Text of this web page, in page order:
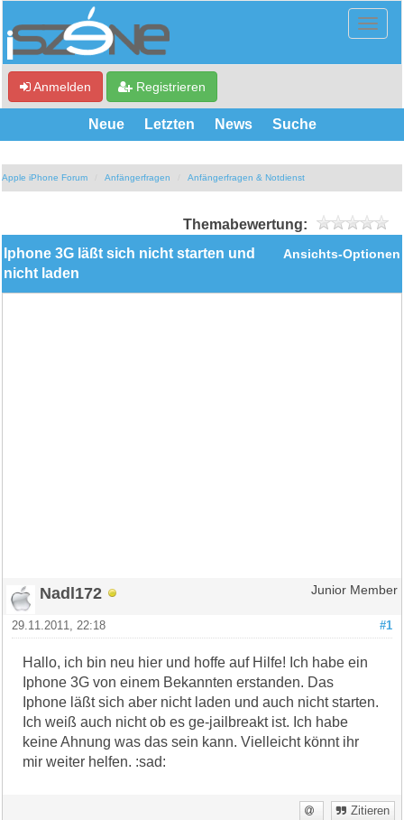
Anmelden Registrieren
Neue Letzten News Suche
Apple iPhone Forum Anfängerfragen Anfängerfragen & Notdienst
Themabewertung:
Ansichts-Optionen
Iphone 3G läßt sich nicht starten und
nicht laden
Nadl172 Junior Member
#1
29.11.2011, 22:18
Hallo, ich bin neu hier und hoffe auf Hilfe! Ich habe ein
Iphone 3G von einem Bekannten erstanden. Das
Iphone läßt sich aber nicht laden und auch nicht starten.
Ich weiß auch nicht ob es ge-jailbreakt ist. Ich habe
keine Ahnung was das sein kann. Vielleicht könnt ihr
mir weiter helfen. :sad:
Zitieren